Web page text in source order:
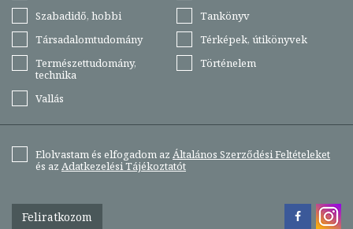
Szabadidő, hobbi
Tankönyv
Társadalomtudomány
Térképek, útikönyvek
Természettudomány,
technika
Történelem
Vallás
Elolvastam és elfogadom az Általános Szerződési Feltételeket
és az Adatkezelési Tájékoztatót
Feliratkozom